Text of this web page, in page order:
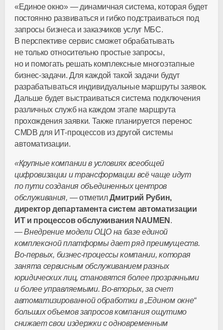
«Единое окно» — динамичная система, которая будет
постоянно развиваться и гибко подстраиваться под
запросы бизнеса и заказчиков услуг МБС.
В перспективе сервис сможет обрабатывать
не только относительно простые запросы,
но и помогать решать комплексные многоэтапные
бизнес-задачи. Для каждой такой задачи будут
разрабатываться индивидуальные маршруты заявок.
Дальше будет выстраиваться система подключения
различных служб на каждом этапе маршрута
прохождения заявки. Также планируется перенос
CMDB для ИТ-процессов из другой системы
автоматизации.
«Крупные компании в условиях всеобщей
цифровизации и трансформации всё чаще идут
по пути создания объединенных центров
обслуживания, — отметилДмитрий Рубин,
директор департамента систем автоматизации
ИТ и процессов обслуживания NAUMEN .
—Внедрение модели ОЦО на базе единой
комплексной платформы дает ряд преимуществ.
Во-первых, бизнес-процессыкомпании, которая
занята сервисным обслуживанием разных
юридических лиц, становятся более прозрачными
и более управляемыми. Во-вторых, за счет
автоматизированной обработки в „Едином окне“
больших объемов запросов компания ощутимо
снижает свои издержки с одновременным